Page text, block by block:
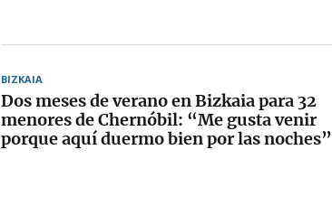
BIZKAIA
Dos meses de verano en Bizkaia para 32
menores de Chernóbil: “Me gusta venir
porque aquí duermo bien por las noches”